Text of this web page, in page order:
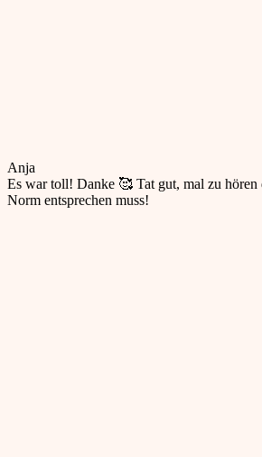
Anja
Es war toll! Danke 🥰 Tat gut, mal zu hören
Norm entsprechen muss!